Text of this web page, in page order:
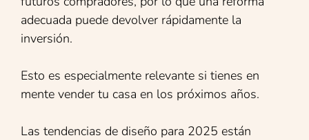
adecuada puede devolver rápidamente la
inversión.
Esto es especialmente relevante si tienes en
mente vender tu casa en los próximos años.
Las tendencias de diseño para 2025 están